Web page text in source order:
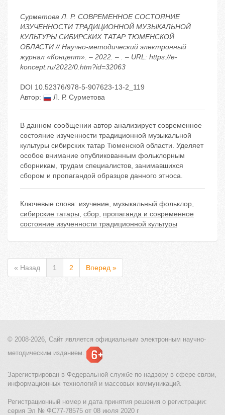
Сурметова Л. Р. СОВРЕМЕННОЕ СОСТОЯНИЕ
ИЗУЧЕННОСТИ ТРАДИЦИОННОЙ МУЗЫКАЛЬНОЙ
КУЛЬТУРЫ СИБИРСКИХ ТАТАР ТЮМЕНСКОЙ
ОБЛАСТИ // Научно-методический электронный
журнал «Концепт». – 2022. – . – URL: https://e-
koncept.ru/2022/0.htm?id=32063
DOI 10.52376/978-5-907623-13-2_119
Автор:
Л. Р. Сурметова
В данном сообщении автор анализирует современное
состояние изученности традиционной музыкальной
культуры сибирских татар Тюменской области. Уделяет
особое внимание опубликованным фольклорным
сборникам, трудам специалистов, занимавшихся
сбором и пропагандой образцов данного этноса.
Ключевые слова: изучение, музыкальный фольклор,
сибирские татары, сбор, пропаганда и современное
состояние изученности традиционной культуры
« Назад 1 2 Вперед »
© 2008-2026, Сайт является официальным электронным научно-
методическим изданием.
Зарегистрирован в Федеральной службе по надзору в сфере связи,
информационных технологий и массовых коммуникаций.
Регистрационный номер и дата принятия решения о регистрации:
серия Эл № ФС77-78575 от 08 июля 2020 г